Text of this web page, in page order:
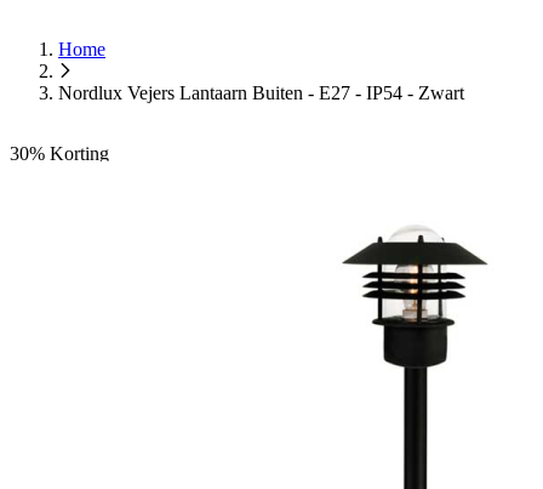
Home
Nordlux Vejers Lantaarn Buiten - E27 - IP54 - Zwart
30% Korting